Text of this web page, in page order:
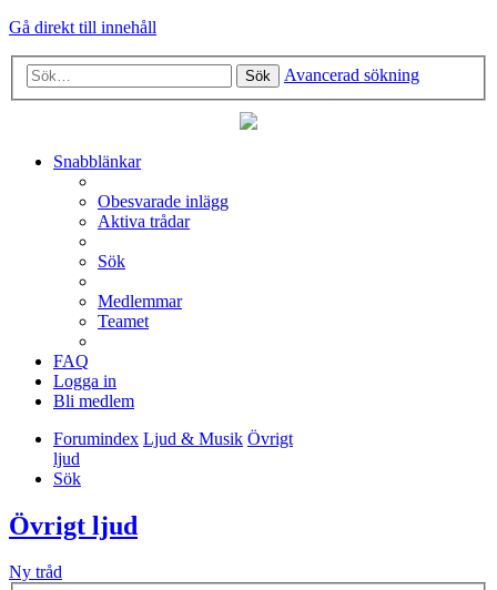
Gå direkt till innehåll
Sök Avancerad sökning
Snabblänkar
Obesvarade inlägg
Aktiva trådar
Sök
Medlemmar
Teamet
FAQ
Logga in
Bli medlem
Forumindex Ljud & Musik Övrigt
ljud
Sök
Övrigt ljud
Ny tråd